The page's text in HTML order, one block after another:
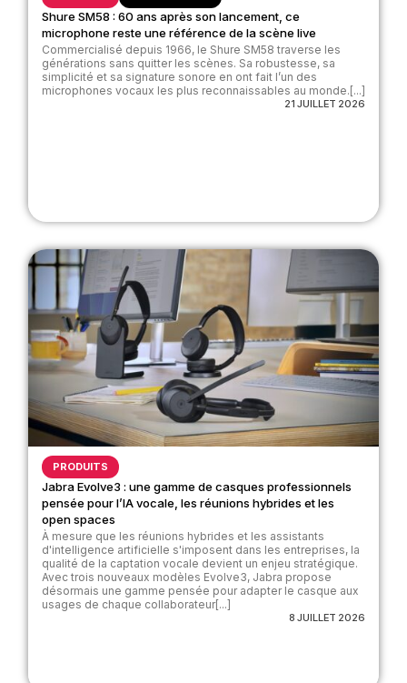
Shure SM58 : 60 ans après son lancement, ce
microphone reste une référence de la scène live
Commercialisé depuis 1966, le Shure SM58 traverse les
générations sans quitter les scènes. Sa robustesse, sa
simplicité et sa signature sonore en ont fait l’un des
microphones vocaux les plus reconnaissables au monde.[...]
21 JUILLET 2026
PRODUITS
Jabra Evolve3 : une gamme de casques professionnels
pensée pour l’IA vocale, les réunions hybrides et les
open spaces
À mesure que les réunions hybrides et les assistants
d'intelligence artificielle s'imposent dans les entreprises, la
qualité de la captation vocale devient un enjeu stratégique.
Avec trois nouveaux modèles Evolve3, Jabra propose
désormais une gamme pensée pour adapter le casque aux
usages de chaque collaborateur[...]
8 JUILLET 2026